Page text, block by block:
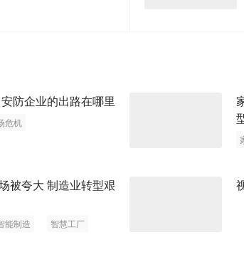
防企业的出路在哪里
危机
被夸大 制造业转型艰
能制造 智慧工厂